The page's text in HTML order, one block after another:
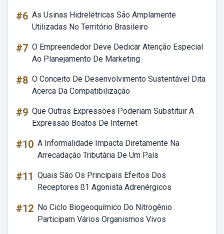
#6 As Usinas Hidrelétricas São Amplamente
Utilizadas No Território Brasileiro
#7 O Empreendedor Deve Dedicar Atenção Especial
Ao Planejamento De Marketing
#8 O Conceito De Desenvolvimento Sustentável Dita
Acerca Da Compatibilização
#9 Que Outras Expressões Poderiam Substituir A
Expressão Boatos De Internet
#10 A Informalidade Impacta Diretamente Na
Arrecadação Tributária De Um País
#11 Quais São Os Principais Efeitos Dos
Receptores ß1 Agonista Adrenérgicos
#12 No Ciclo Biogeoquímico Do Nitrogênio
Participam Vários Organismos Vivos